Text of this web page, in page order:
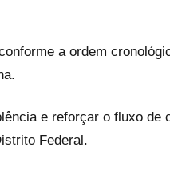
a ordem
e reforçar o fluxo de
Federal.